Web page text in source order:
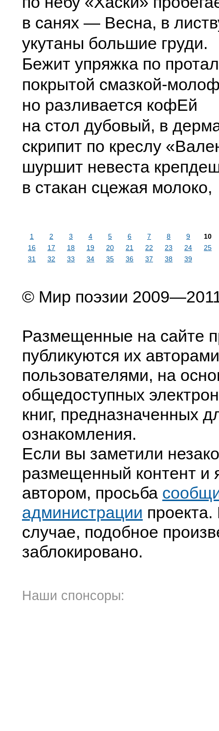
в санях — Весна, в
укутаны большие груди.
Бежит упряжка по
покрытой смазкой-
но разливается кофЕй
на стол дубовый, в
скрипит по креслу
шуршит невеста
в стакан сцежая молоко,
1 2 3 4 5 6 7 8 9
10
16
17 18 19 20 21 22 23 24
25
31
32 33 34 35 36 37 38 39
© Мир поэзии
Размещенные на сайте
публикуются их
пользователями, на
общедоступных
книг, предназначенных
ознакомления.
Если вы заметили
размещенный контент и
автором, просьба
администрации
случае, подобное
заблокировано.
Наши спонсоры: